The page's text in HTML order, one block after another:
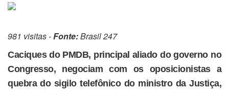
981 visitas -Fonte:Brasil 247
Caciques do PMDB, principal aliado do governo no
Congresso, negociam com os oposicionistas a
quebra do sigilo telefônico do ministro da Justiça,